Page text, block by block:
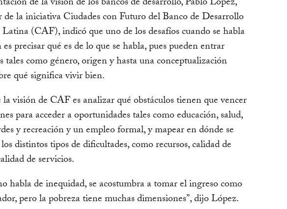
la iniciativa Ciudades con Futuro del Banco de Desarrollo
(CAF), indicó que uno de los desafíos cuando se habla
precisar qué es de lo que se habla, pues pueden entrar
tales como género, origen y hasta una conceptualización
qué significa vivir bien.
visión de CAF es analizar qué obstáculos tienen que vencer
para acceder a oportunidades tales como educación, salud,
y recreación y un empleo formal, y mapear en dónde se
distintos tipos de dificultades, como recursos, calidad de
de servicios.
habla de inequidad, se acostumbra a tomar el ingreso como
pero la pobreza tiene muchas dimensiones”, dijo López.